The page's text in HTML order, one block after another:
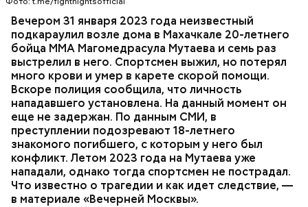
Вечером 31 января 2023 года неизвестный
подкараулил возле дома в Махачкале 20-летнего
бойца ММА Магомедрасула Мутаева и семь раз
выстрелил в него. Спортсмен выжил, но потерял
много крови и умер в карете скорой помощи.
Вскоре полиция сообщила, что личность
нападавшего установлена. На данный момент он
еще не задержан. По данным СМИ, в
преступлении подозревают 18-летнего
знакомого погибшего, с которым у него был
конфликт. Летом 2023 года на Мутаева уже
нападали, однако тогда спортсмен не пострадал.
Что известно о трагедии и как идет следствие, —
в материале «Вечерней Москвы».
Очевидцы трагедии вызвали полицию и скорую
помощь, однако врачи оказались бессильны —
пострадавший умер по пути в больницу.
СПОРТ СЛЕДСТВЕННЫЙ КОМИТЕТ
ММА
РЕСПУБЛИКА ДАГЕСТАН
СМЕРТЬ